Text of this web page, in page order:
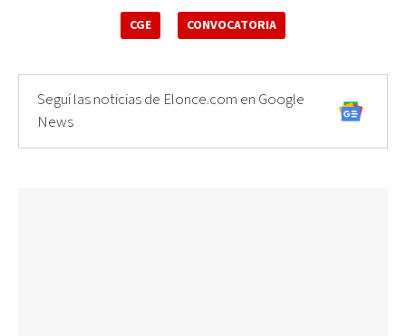
CGE CONVOCATORIA
Seguí las noticias de Elonce.com en Google
News